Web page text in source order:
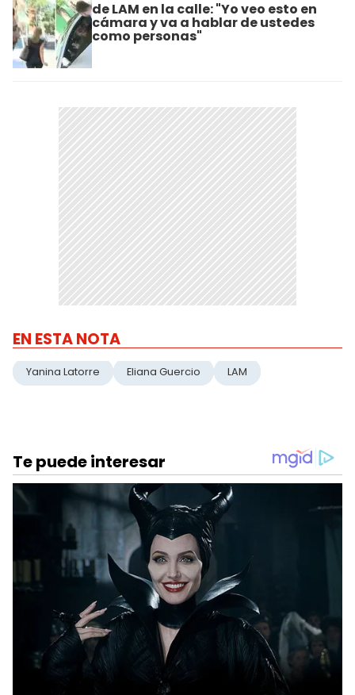
de LAM en la calle: "Yo veo esto en
cámara y va a hablar de ustedes
como personas"
EN ESTA NOTA
Yanina Latorre Eliana Guercio LAM